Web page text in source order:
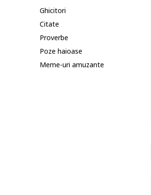
Ghicitori
Citate
Proverbe
Poze haioase
Meme-uri amuzante